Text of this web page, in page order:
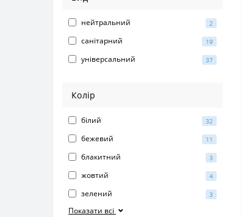
нейтральний 2
санітарний 19
універсальний 37
Колір
білий 32
бежевий 11
блакитний 3
жовтий 4
зелений 3
Показати всі